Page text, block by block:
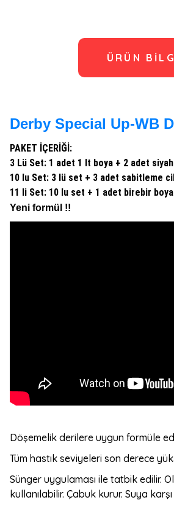
ÜRÜN
Derby Special Up-WB
PAKET İÇERİĞİ:
3 Lü Set: 1 adet 1 lt boya + 2 adet
10 lu Set: 3 lü set + 3 adet sabitleme
11 li Set: 10 lu set + 1 adet birebir
Yeni formül !!
Döşemelik derilere uygun formüle
Tüm hastık seviyeleri son derece
Sünger uygulaması ile tatbik edilir.
kullanılabilir. Çabuk kurur. Suya